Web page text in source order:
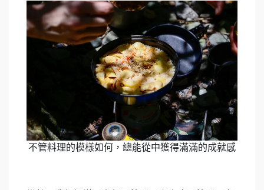
不管料理的模樣如何，總能從中獲得滿滿的成就感